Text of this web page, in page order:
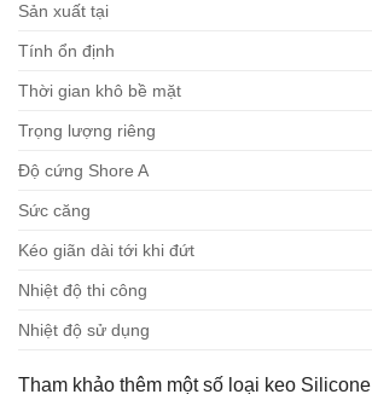
Sản xuất tại
Tính ổn định
Thời gian khô bề mặt
Trọng lượng riêng
Độ cứng Shore A
Sức căng
Kéo giãn dài tới khi đứt
Nhiệt độ thi công
Nhiệt độ sử dụng
Tham khảo thêm một số loại keo Silicone